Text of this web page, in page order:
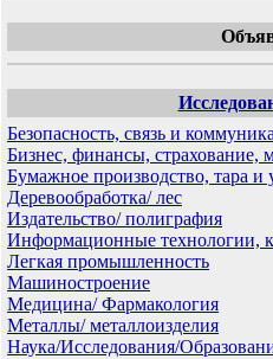
Безопасность, связь и
Бизнес, финансы, страхование,
Бумажное производство, тара и
Деревообработка/ лес
Издательство/ полиграфия
Информационные технологии,
Легкая промышленность
Машиностроение
Медицина/ Фармакология
Металлы/ металлоизделия
Наука/Исследования/